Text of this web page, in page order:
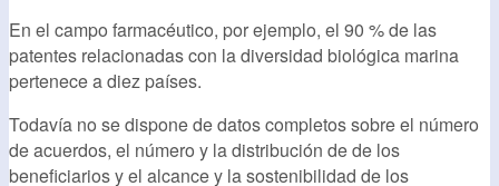
En el campo farmacéutico, por ejemplo, el 90 % de las
patentes relacionadas con la diversidad biológica marina
pertenece a diez países.
Todavía no se dispone de datos completos sobre el número
de acuerdos, el número y la distribución de de los
beneficiarios y el alcance y la sostenibilidad de los